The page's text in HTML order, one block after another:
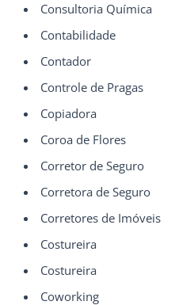
Consultoria Química
Contabilidade
Contador
Controle de Pragas
Copiadora
Coroa de Flores
Corretor de Seguro
Corretora de Seguro
Corretores de Imóveis
Costureira
Costureira
Coworking